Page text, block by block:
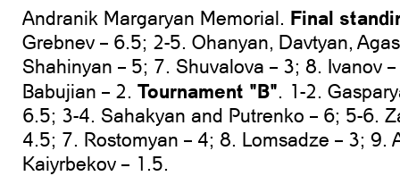
Andranik Margaryan Memorial. Final
Grebnev – 6.5; 2-5. Ohanyan, Davtyan,
Shahinyan – 5; 7. Shuvalova – 3; 8. Ivanov
Babujian – 2. Tournament "B". 1-2.
6.5; 3-4. Sahakyan and Putrenko – 6; 5-6.
4.5; 7. Rostomyan – 4; 8. Lomsadze – 3; 9.
Kaiyrbekov – 1.5.